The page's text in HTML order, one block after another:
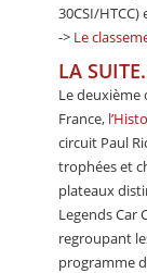
30CSI/
-> Le
LA
Le deuxième
France,
circuit Paul
trophées et
plateaux
Legends Car
regroupant
programme